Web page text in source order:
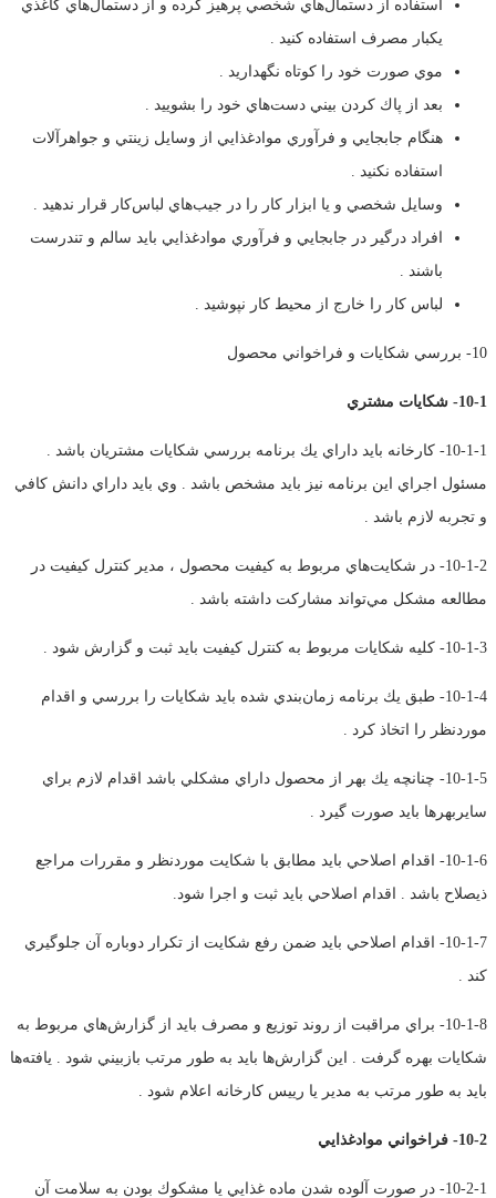
استفاده از دستمال‌هاي شخصي پرهيز كرده و از دستمال‌هاي كاغذي
يكبار مصرف استفاده كنيد .
موي صورت خود را كوتاه نگهداريد .
بعد از پاك كردن بيني دست‌هاي خود را بشوييد .
هنگام جابجايي و فرآوري موادغذايي از وسايل زينتي و جواهرآلات
استفاده نكنيد .
وسايل شخصي و يا ابزار كار را در جيب‌هاي لباس‌كار قرار ندهيد .
افراد درگير در جابجايي و فرآوري موادغذايي بايد سالم و تندرست
باشند .
لباس كار را خارج از محيط‌ كار نپوشيد .
10- بررسي شكايات و فراخواني محصول
10-1- شكايات مشتري
10-1-1- كارخانه بايد داراي يك برنامه بررسي شكايات مشتريان باشد .
مسئول اجراي اين برنامه نيز بايد مشخص باشد . وي بايد داراي دانش كافي
و تجربه لازم باشد .
10-1-2- در شكايت‌هاي مربوط به كيفيت محصول ، مدير كنترل كيفيت در
مطالعه مشكل مي‌تواند مشاركت داشته باشد .
10-1-3- كليه شكايات مربوط به كنترل كيفيت بايد ثبت و گزارش شود .
10-1-4- طبق يك برنامه زمان‌بندي شده بايد شكايات را بررسي و اقدام
موردنظر را اتخاذ كرد .
10-1-5- چنانچه يك بهر از محصول داراي مشكلي باشد اقدام لازم براي
سايربهرها بايد صورت گيرد .
10-1-6- اقدام اصلاحي بايد مطابق با شكايت موردنظر و مقررات مراجع
ذيصلاح باشد . اقدام اصلاحي بايد ثبت و اجرا شود.
10-1-7- اقدام اصلاحي بايد ضمن رفع شكايت از تكرار دوباره آن جلوگيري
كند .
10-1-8- براي مراقبت از روند توزيع و مصرف بايد از گزارش‌هاي مربوط به
شكايات بهره گرفت . اين گزارش‌ها بايد به طور مرتب بازبيني شود . يافته‌ها
بايد به طور مرتب به مدير يا رييس كارخانه اعلام شود .
10-2- فراخواني موادغذايي
10-2-1- در صورت آلوده شدن ماده غذايي يا مشكوك بودن به سلامت آن